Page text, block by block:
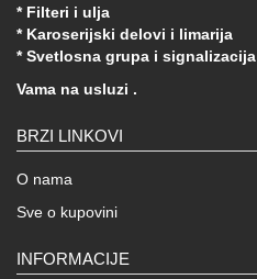
* Filteri i ulja
* Karoserijski delovi i limarija
* Svetlosna grupa i signalizacija
Vama na usluzi .
BRZI LINKOVI
O nama
Sve o kupovini
INFORMACIJE